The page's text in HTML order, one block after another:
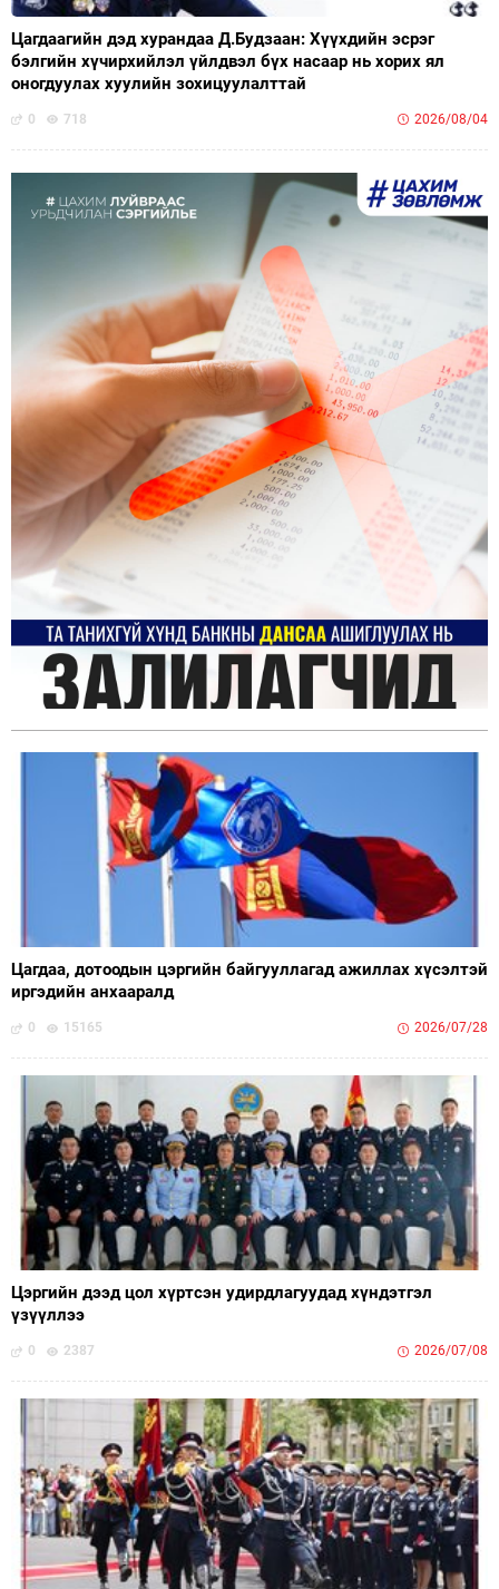
Цагдаагийн дэд хурандаа Д.Будзаан: Хүүхдийн эсрэг
бэлгийн хүчирхийлэл үйлдвэл бүх насаар нь хорих ял
оногдуулах хуулийн зохицуулалттай
0 718 2026/08/04
Цагдаа, дотоодын цэргийн байгууллагад ажиллах хүсэлтэй
иргэдийн анхааралд
0 15165 2026/07/28
Цэргийн дээд цол хүртсэн удирдлагуудад хүндэтгэл
үзүүллээ
0 2387 2026/07/08